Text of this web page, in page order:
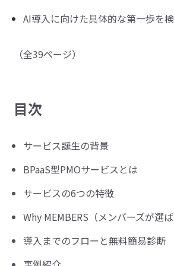
AI導入に向けた具体的な第一歩を
（全39ページ）
目次
サービス誕生の背景
BPaaS型PMOサービスとは
サービスの6つの特徴
Why MEMBERS（メンバーズが選ば
導入までのフローと無料簡易診断